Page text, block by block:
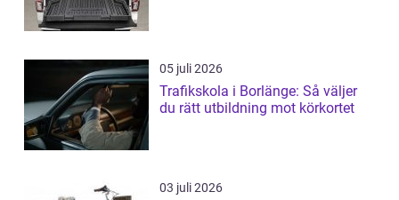
05 juli 2026
Trafikskola i Borlänge: Så väljer
du rätt utbildning mot körkortet
03 juli 2026